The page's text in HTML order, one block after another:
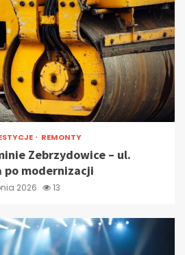
REMONTY
Zebrzydowice – ul.
po modernizacji
2026 13